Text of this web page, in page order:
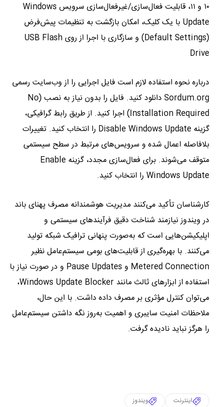
۱۰ و ۱۱، قابلیت فعال‌سازی/غیرفعال‌سازی سرویس Windows
Update با یک کلیک، امکان بازگشت به تنظیمات پیش‌فرض
(Default Settings) و سازگاری با اجرا از روی USB Flash
Drive
درباره نحوه استفاده لازم است فایل اجرایی را از وب‌سایت رسمی
Sordum.org دانلود کنید. فایل را بدون نیاز به نصب (No
Installation Required) اجرا کنید. از طریق رابط گرافیکی،
گزینه Disable Windows Update را انتخاب کنید. تغییرات
بلافاصله اعمال شده و سرویس‌های مرتبط در سطح سیستمی
متوقف می‌شوند. برای فعال‌سازی مجدد، گزینه Enable
Windows Update را انتخاب کنید.
کارشناسان تأکید می‌کنند مدیریت هوشمندانه مصرف پهنای باند
در ویندوز نیازمند شناخت دقیق فرآیندهای سیستمی و
اپلیکیشن‌هایی است که به‌صورت پنهانی ترافیک شبکه تولید
می‌کنند. با بهره‌گیری از قابلیت‌های بومی سیستم‌عامل نظیر
Metered Connection و Pause Updates و در صورت نیاز با
استفاده از ابزارهای ثالث مانند Windows Update Blocker،
می‌توان کنترل مؤثری بر مصرف داده داشت. با این حال،
ملاحظات امنیت سایبری و اهمیت به‌روز نگه داشتن سیستم‌عامل
را هرگز نباید نادیده گرفت.
اینترنت ویندوز